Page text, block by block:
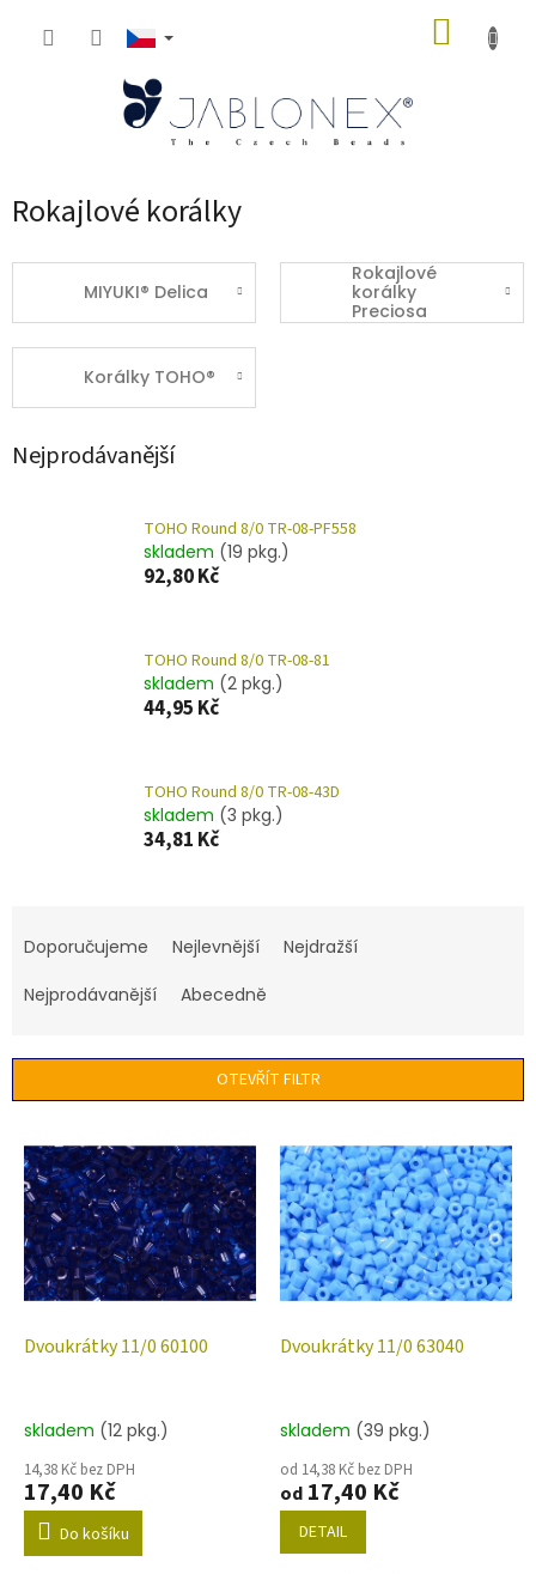
Rokajlové korálky
MIYUKI® Delica
Rokajlové
korálky
Preciosa
Korálky TOHO®
Nejprodávanější
TOHO Round 8/0 TR-08-PF558
skladem (19 pkg.)
92,80 Kč
TOHO Round 8/0 TR-08-81
skladem (2 pkg.)
44,95 Kč
TOHO Round 8/0 TR-08-43D
skladem (3 pkg.)
34,81 Kč
í
r
Doporučujeme Nejlevnější
Nejdražší
Nejprodávanější
Abecedně
OTEVŘÍT FILTR
p
p
Dvoukrátky 11/0 60100
skladem (12 pkg.)
14,38 Kč bez DPH
17,40 Kč
Do košíku
Dvoukrátky 11/0 63040
skladem (39 pkg.)
od 14,38 Kč bez DPH
od 17,40 Kč
DETAIL